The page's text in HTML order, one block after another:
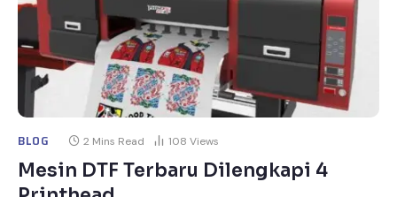
BLOG 2 Mins Read 108 Views
Mesin DTF Terbaru Dilengkapi 4